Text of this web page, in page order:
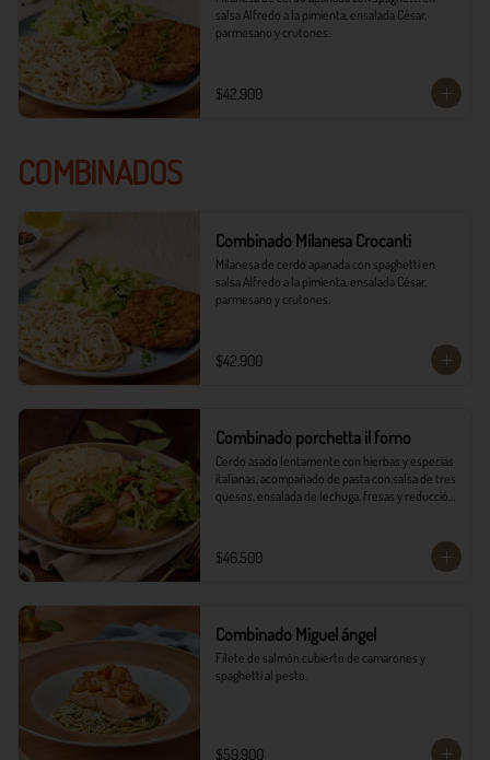
salsa Alfredo a la pimienta, ensalada César,
parmesano y crutones.
$42.900
COMBINADOS
Combinado Milanesa Crocanti
Milanesa de cerdo apanada con spaghetti en
salsa Alfredo a la pimienta, ensalada César,
parmesano y crutones.
$42.900
Combinado porchetta il forno
Cerdo asado lentamente con hierbas y especias
italianas, acompañado de pasta con salsa de tres
quesos, ensalada de lechuga, fresas y reducción
$46.500
Combinado Miguel ángel
Filete de salmón cubierto de camarones y
spaghetti al pesto.
$59.900